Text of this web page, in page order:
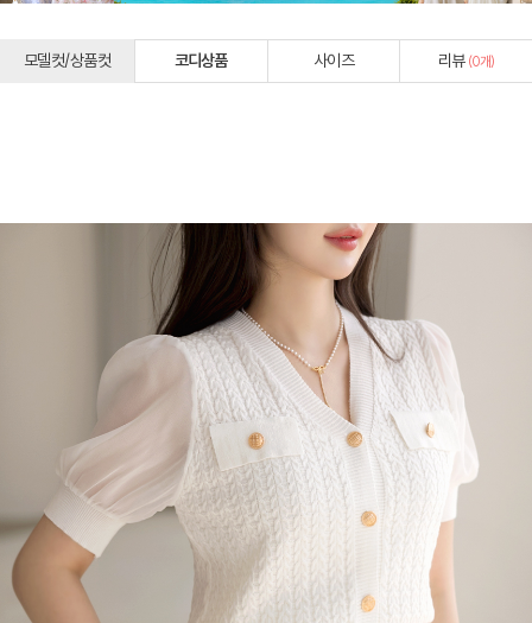
모델컷/상품컷 코디상품 사이즈 리뷰 (0개)